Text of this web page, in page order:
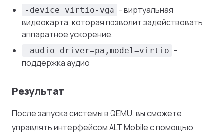
-device virtio-vga - виртуальная
видеокарта, которая позволит задействовать
аппаратное ускорение.
-audio driver=pa,model=virtio -
поддержка аудио
Результат
После запуска системы в QEMU, вы сможете
управлять интерфейсом ALT Mobile с помощью